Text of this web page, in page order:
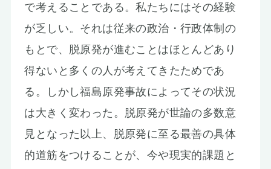
で考えることである。私たちにはその経験
が乏しい。それは従来の政治・行政体制の
もとで、脱原発が進むことはほとんどあり
得ないと多くの人が考えてきたためであ
る。しかし福島原発事故によってその状況
は大きく変わった。脱原発が世論の多数意
見となった以上、脱原発に至る最善の具体
的道筋をつけることが、今や現実的課題と